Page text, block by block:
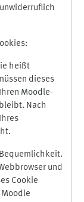
heißt
dieses
Moodle-
Nach
und
Cookie